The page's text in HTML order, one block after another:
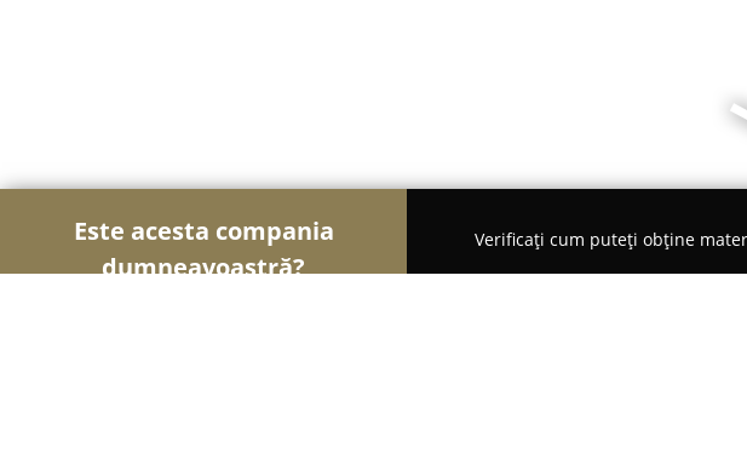
Este acesta compania
dumneavoastră?
Verificați cum puteți obține